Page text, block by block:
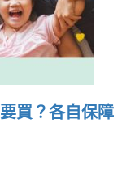
買？各自保障